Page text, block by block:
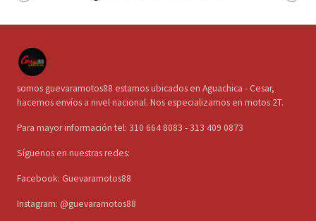
somos guevaramotos88 estamos ubicados en Aguachica - Cesar,
hacemos envíos a nivel nacional. Nos especializamos en motos 2T.
Para mayor información tel: 310 664 8083 - 313 409 0873
Síguenos en nuestras redes:
Facebook: Guevaramotos88
Instagram: @guevaramotos88